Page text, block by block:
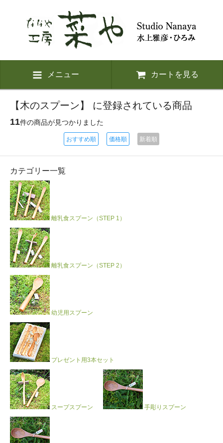
メニュー カートを見る
【木のスプーン】 に登録されている商品
11件の商品が見つかりました
おすすめ順 価格順 新着順
カテゴリー一覧
離乳食スプーン（STEP 1）
離乳食スプーン（STEP 2）
幼児用スプーン
プレゼント用3本セット
スープスプーン 手彫りスプーン